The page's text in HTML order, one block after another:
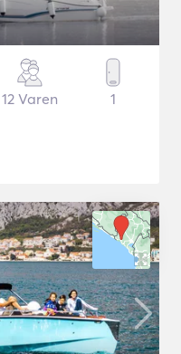
12 Varen 1